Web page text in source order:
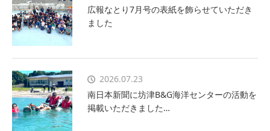
広報なとり7月号の表紙を飾らせていただき
ました
2026.07.23
南日本新聞に坊津B&G海洋センターの活動を
掲載いただきました…